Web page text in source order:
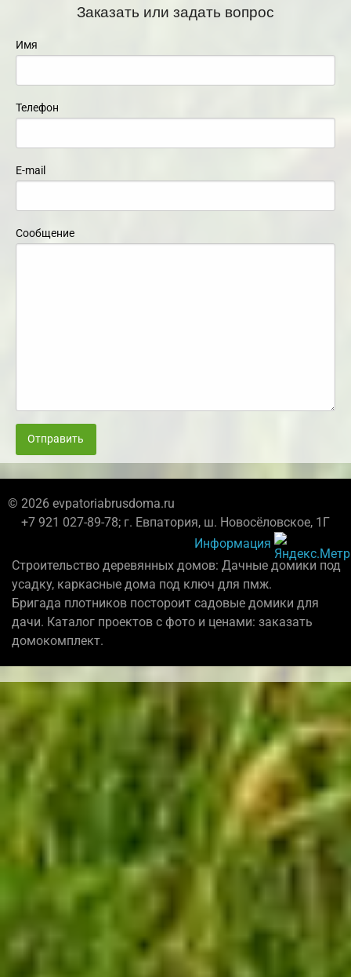
Заказать или задать вопрос
Имя
Телефон
E-mail
Сообщение
Отправить
© 2026 evpatoriabrusdoma.ru
+7 921 027-89-78; г. Евпатория, ш. Новосёловское, 1Г
Информация
Строительство деревянных домов: Дачные домики под
усадку, каркасные дома под ключ для пмж.
Бригада плотников постороит садовые домики для
дачи. Каталог проектов с фото и ценами: заказать
домокомплект.